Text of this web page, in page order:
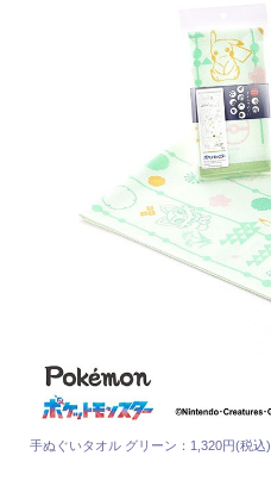
手ぬぐいタオル グリーン：1,320円(税込)